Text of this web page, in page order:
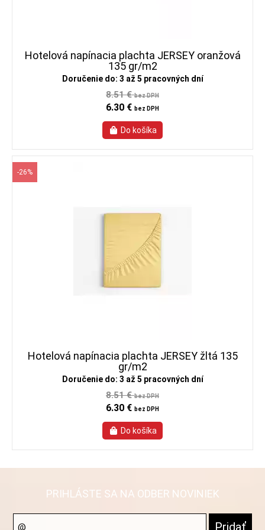
Hotelová napínacia plachta JERSEY oranžová
135 gr/m2
Doručenie do: 3 až 5 pracovných dní
8.51 €bez DPH
6.30 € bez DPH
-26%
Hotelová napínacia plachta JERSEY žltá 135
gr/m2
Doručenie do: 3 až 5 pracovných dní
8.51 €bez DPH
6.30 € bez DPH
PRIHLÁSTE SA NA ODBER NOVINIEK